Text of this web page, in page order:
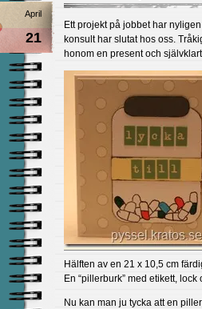
April
21
Ett projekt på jobbet har
konsult har slutat hos oss.
honom en present och
Hälften av en 21 x 10,5 cm
En “pillerburk” med etikett,
Nu kan man ju tycka att en